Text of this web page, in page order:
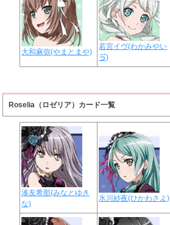
大和麻弥(やまとまや)
若宮イヴ(わかみやい
ゔ)
Roselia（ロゼリア）カード一覧
湊友希那(みなとゆき
な)
氷川紗夜(ひかわさよ)